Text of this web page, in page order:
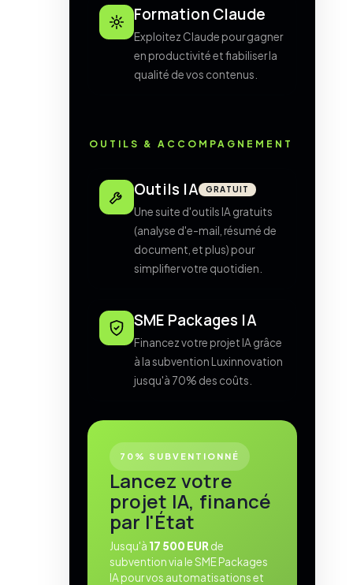
Formation Claude
Exploitez Claude pour gagner
en productivité et fiabiliser la
qualité de vos contenus.
OUTILS & ACCOMPAGNEMENT
Outils IA GRATUIT
Une suite d'outils IA gratuits
(analyse d'e-mail, résumé de
document, et plus) pour
simplifier votre quotidien.
SME Packages IA
Financez votre projet IA grâce
à la subvention Luxinnovation
jusqu'à 70% des coûts.
70% SUBVENTIONNÉ
Lancez votre
projet IA, financé
par l'État
Jusqu'à 17 500 EUR de
subvention via le SME Packages
IA pour vos automatisations et